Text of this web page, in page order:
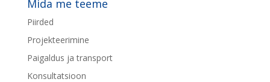
Mida me teeme
Piirded
Projekteerimine
Paigaldus ja transport
Konsultatsioon